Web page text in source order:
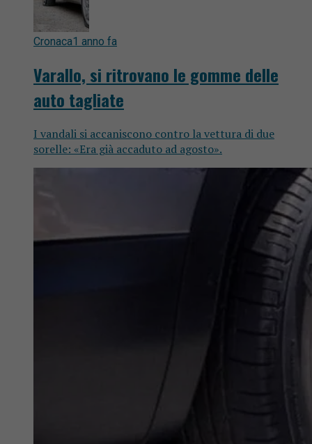
Cronaca1 anno fa
Varallo, si ritrovano le gomme delle
auto tagliate
I vandali si accaniscono contro la vettura di due
sorelle: «Era già accaduto ad agosto».